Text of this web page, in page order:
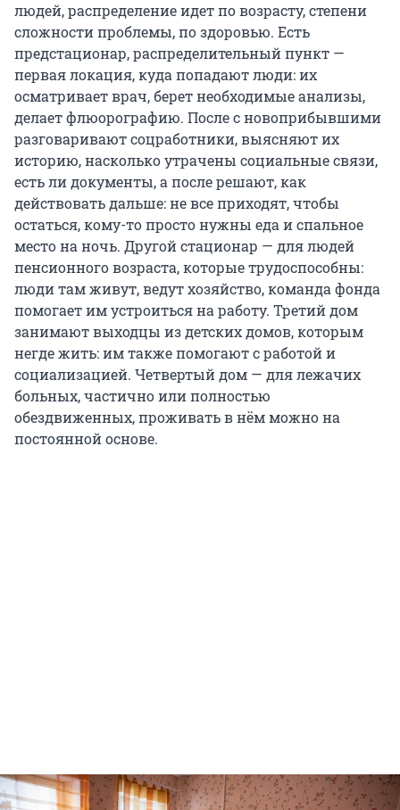
людей, распределение идет по возрасту, степени
сложности проблемы, по здоровью. Есть
предстационар, распределительный пункт —
первая локация, куда попадают люди: их
осматривает врач, берет необходимые анализы,
делает флюорографию. После с новоприбывшими
разговаривают соцработники, выясняют их
историю, насколько утрачены социальные связи,
есть ли документы, а после решают, как
действовать дальше: не все приходят, чтобы
остаться, кому-то просто нужны еда и спальное
место на ночь. Другой стационар — для людей
пенсионного возраста, которые трудоспособны:
люди там живут, ведут хозяйство, команда фонда
помогает им устроиться на работу. Третий дом
занимают выходцы из детских домов, которым
негде жить: им также помогают с работой и
социализацией. Четвертый дом — для лежачих
больных, частично или полностью
обездвиженных, проживать в нём можно на
постоянной основе.